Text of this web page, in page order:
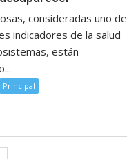
consideradas uno de
indicadores de la salud
están
Principal